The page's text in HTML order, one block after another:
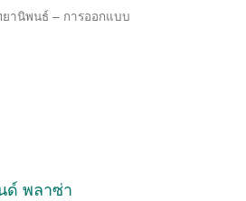
ยานิพนธ์ – การออกแบบ
ด์ พลาซ่า